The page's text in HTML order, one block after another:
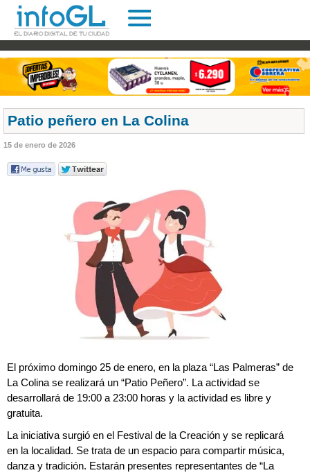
Patio peñero en La Colina
15 de enero de 2026
El próximo domingo 25 de enero, en la plaza “Las Palmeras” de
La Colina se realizará un “Patio Peñero”. La actividad se
desarrollará de 19:00 a 23:00 horas y la actividad es libre y
gratuita.
La iniciativa surgió en el Festival de la Creación y se replicará
en la localidad. Se trata de un espacio para compartir música,
danza y tradición. Estarán presentes representantes de “La